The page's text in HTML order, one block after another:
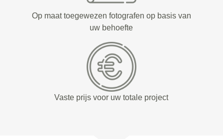
Op maat toegewezen fotografen op basis van
uw behoefte
Vaste prijs voor uw totale project